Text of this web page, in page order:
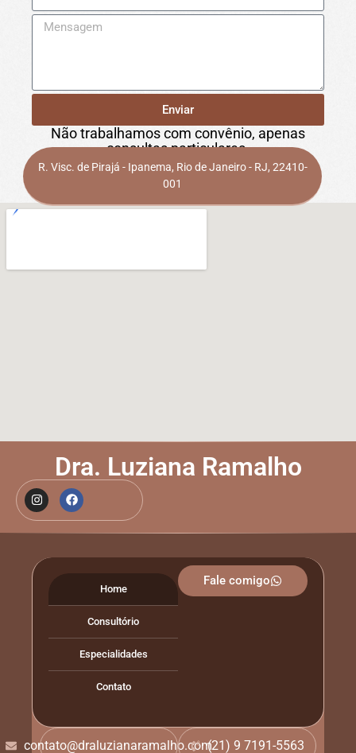
Enviar
Não trabalhamos com convênio, apenas
consultas particulares.
R. Visc. de Pirajá - Ipanema, Rio de Janeiro - RJ, 22410-
001
Dra. Luziana Ramalho
Home
Consultório
Especialidades
Contato
Fale comigo
contato@draluzianaramalho.com(21) 9 7191-5563